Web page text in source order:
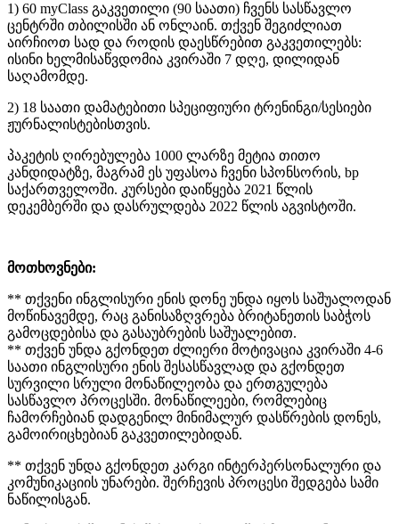
1) 60 myClass გაკვეთილი (90 საათი) ჩვენს სასწავლო
ცენტრში თბილისში ან ონლაინ. თქვენ შეგიძლიათ
აირჩიოთ სად და როდის დაესწრებით გაკვეთილებს:
ისინი ხელმისაწვდომია კვირაში 7 დღე, დილიდან
საღამომდე.
2) 18 საათი დამატებითი სპეციფიური ტრენინგი/სესიები
ჟურნალისტებისთვის.
პაკეტის ღირებულება 1000 ლარზე მეტია თითო
კანდიდატზე, მაგრამ ეს უფასოა ჩვენი სპონსორის, bp
საქართველოში. კურსები დაიწყება 2021 წლის
დეკემბერში და დასრულდება 2022 წლის აგვისტოში.
მოთხოვნები:
** თქვენი ინგლისური ენის დონე უნდა იყოს საშუალოდან
მოწინავემდე, რაც განისაზღვრება ბრიტანეთის საბჭოს
გამოცდებისა და გასაუბრების საშუალებით.
** თქვენ უნდა გქონდეთ ძლიერი მოტივაცია კვირაში 4-6
საათი ინგლისური ენის შესასწავლად და გქონდეთ
სურვილი სრული მონაწილეობა და ერთგულება
სასწავლო პროცესში. მონაწილეები, რომლებიც
ჩამორჩებიან დადგენილ მინიმალურ დასწრების დონეს,
გამოირიცხებიან გაკვეთილებიდან.
** თქვენ უნდა გქონდეთ კარგი ინტერპერსონალური და
კომუნიკაციის უნარები. შერჩევის პროცესი შედგება სამი
ნაწილისგან.